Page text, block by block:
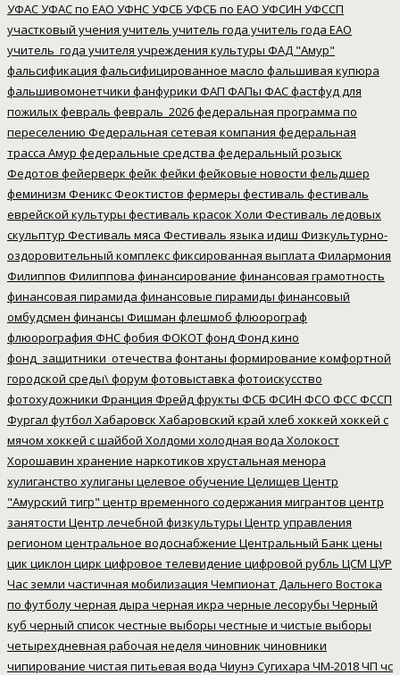
УФАСУФАС по ЕАО УФНСУФСБ УФСБ по ЕАО УФСИН УФССП
участковый учения учитель учитель года учитель года ЕАО
учитель_года учителя учреждения культуры ФАД "Амур"
фальсификация фальсифицированное масло фальшивая купюра
фальшивомонетчики фанфурики ФАП ФАПы ФАСфастфуд для
пожилыхфевраль февраль_2026федеральная программа по
переселению Федеральная сетевая компания федеральная
трасса Амур федеральные средства федеральный розыск
Федотов фейерверк фейк фейки фейковые новости фельдшер
феминизм ФениксФеоктистов фермеры фестиваль фестиваль
еврейской культуры фестиваль красок Холи Фестиваль ледовых
скульптур Фестиваль мяса Фестиваль языка идиш Физкультурно-
оздоровительный комплексфиксированная выплата Филармония
Филиппов Филиппова финансирование финансовая грамотность
финансовая пирамида финансовые пирамиды финансовый
омбудсмен финансы Фишман флешмоб флюорограф
флюорография ФНСфобия ФОКОТфондФонд кино
фонд_защитники_отечества фонтаны формирование комфортной
городской среды\форум фотовыставка фотоискусство
фотохудожники Франция Фрейдфрукты ФСБ ФСИН ФСО ФССФССП
Фургал футбол Хабаровск Хабаровский край хлеб хоккей хоккей с
мячом хоккей с шайбой Холдоми холодная вода Холокост
Хорошавин хранение наркотиков хрустальная менора
хулиганство хулиганы целевое обучение Целищев Центр
"Амурский тигр" центр временного содержания мигрантов центр
занятости Центр лечебной физкультуры Центр управления
регионом центральное водоснабжение Центральный Банк цены
цик циклон цирк цифровое телевидение цифровой рубль ЦСМ ЦУР
Час земли частичная мобилизация Чемпионат Дальнего Востока
по футболучерная дыра черная икра черные лесорубы Черный
куб черный список честные выборы честные и чистые выборы
четырехдневная рабочая неделя чиновник чиновники
чипирование чистая питьевая вода Чиунэ Сугихара ЧМ-2018ЧП чс